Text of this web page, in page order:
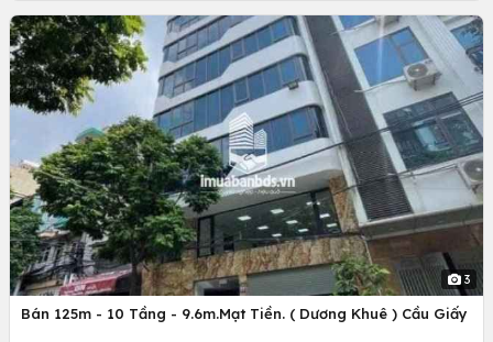
3
Bán 125m - 10 Tầng - 9.6m.Mạt Tiền. ( Dương Khuê ) Cầu Giấy